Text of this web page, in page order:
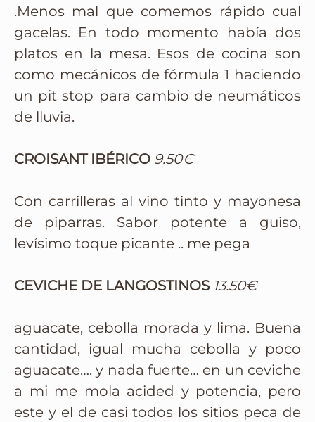
.Menos mal que comemos rápido cual
gacelas. En todo momento había dos
platos en la mesa. Esos de cocina son
como mecánicos de fórmula 1 haciendo
un pit stop para cambio de neumáticos
de lluvia.
CROISANT IBÉRICO 9.50€
Con carrilleras al vino tinto y mayonesa
de piparras. Sabor potente a guiso,
levísimo toque picante .. me pega
CEVICHE DE LANGOSTINOS 13.50€
aguacate, cebolla morada y lima. Buena
cantidad, igual mucha cebolla y poco
aguacate…. y nada fuerte… en un ceviche
a mi me mola acided y potencia, pero
este y el de casi todos los sitios peca de